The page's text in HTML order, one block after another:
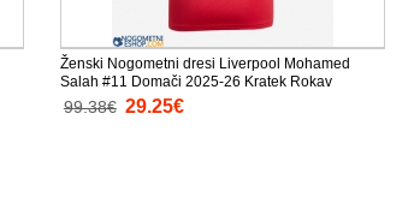
Ženski Nogometni dresi Liverpool Mohamed
Salah #11 Domači 2025-26 Kratek Rokav
99.38€ 29.25€